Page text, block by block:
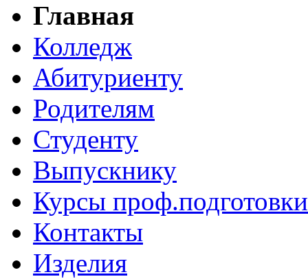
Главная
Колледж
Абитуриенту
Родителям
Студенту
Выпускнику
Курсы проф.подготовки
Контакты
Изделия